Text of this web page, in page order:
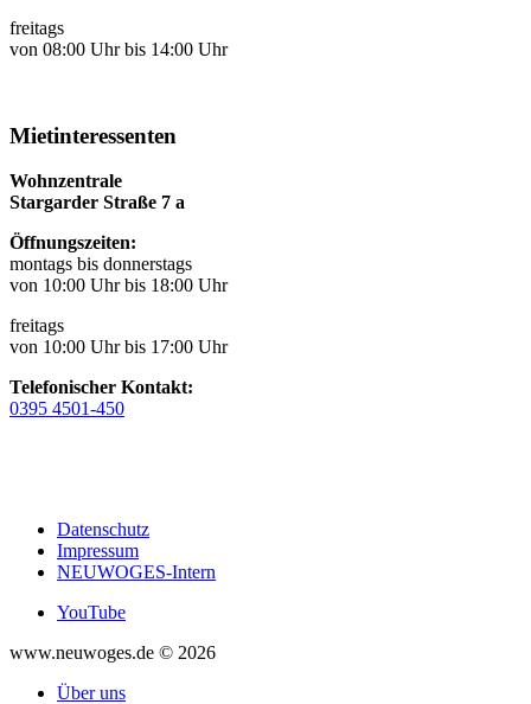
freitags
von 08:00 Uhr bis 14:00 Uhr
Mietinteressenten
Wohnzentrale
Stargarder Straße 7 a
Öffnungszeiten:
montags bis donnerstags
von 10:00 Uhr bis 18:00 Uhr
freitags
von 10:00 Uhr bis 17:00 Uhr
Telefonischer Kontakt:
0395 4501-450
Datenschutz
Impressum
NEUWOGES-Intern
YouTube
www.neuwoges.de © 2026
Über uns